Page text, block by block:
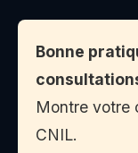
Bonne
Montre votre
CNIL.